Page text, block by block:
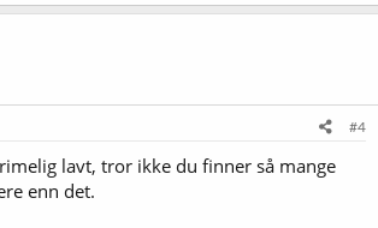
#4
lavt, tror ikke du finner så mange
enn det.